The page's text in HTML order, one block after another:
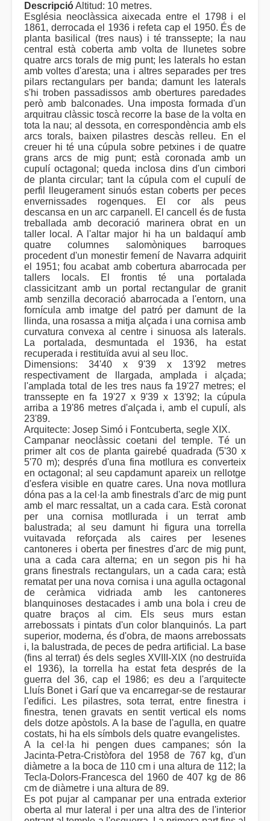
DescripcióAltitud: 10 metres.
Església neoclàssica aixecada entre el 1798 i el
1861, derrocada el 1936 i refeta cap el 1950. És de
planta basilical (tres naus) i té transsepte; la nau
central està coberta amb volta de llunetes sobre
quatre arcs torals de mig punt; les laterals ho estan
amb voltes d'aresta; una i altres separades per tres
pilars rectangulars per banda; damunt les laterals
s'hi troben passadissos amb obertures paredades
però amb balconades. Una imposta formada d'un
arquitrau clàssic toscà recorre la base de la volta en
tota la nau; al dessota, en correspondència amb els
arcs torals, baixen pilastres descàs relleu. En el
creuer hi té una cúpula sobre petxines i de quatre
grans arcs de mig punt; està coronada amb un
cupulí octagonal; queda inclosa dins d'un cimbori
de planta circular; tant la cúpula com el cupulí de
perfil lleugerament sinuós estan coberts per peces
envernissades rogenques. El cor als peus
descansa en un arc carpanell. El cancell és de fusta
treballada amb decoració marinera obrat en un
taller local. A l'altar major hi ha un baldaquí amb
quatre columnes salomòniques barroques
procedent d'un monestir femení de Navarra adquirit
el 1951; fou acabat amb cobertura abarrocada per
tallers locals. El frontis té una portalada
classicitzant amb un portal rectangular de granit
amb senzilla decoració abarrocada a l'entorn, una
fornícula amb imatge del patró per damunt de la
llinda, una rosassa a mitja alçada i una cornisa amb
curvatura convexa al centre i sinuosa als laterals.
La portalada, desmuntada el 1936, ha estat
recuperada i restituïda avui al seu lloc.
Dimensions: 34'40 x 9'39 x 13'92 metres
respectivament de llargada, amplada i alçada;
l'amplada total de les tres naus fa 19'27 metres; el
transsepte en fa 19'27 x 9'39 x 13'92; la cúpula
arriba a 19'86 metres d'alçada i, amb el cupulí, als
23'89.
Arquitecte: Josep Simó i Fontcuberta, segle XIX.
Campanar neoclàssic coetani del temple. Té un
primer alt cos de planta gairebé quadrada (5'30 x
5'70 m); després d'una fina motllura es converteix
en octagonal; al seu capdamunt apareix un rellotge
d'esfera visible en quatre cares. Una nova motllura
dóna pas a la cel·la amb finestrals d'arc de mig punt
amb el marc ressaltat, un a cada cara. Està coronat
per una cornisa motllurada i un terrat amb
balustrada; al seu damunt hi figura una torrella
vuitavada reforçada als caires per lesenes
cantoneres i oberta per finestres d'arc de mig punt,
una a cada cara alterna; en un segon pis hi ha
grans finestrals rectangulars, un a cada cara; està
rematat per una nova cornisa i una agulla octagonal
de ceràmica vidriada amb les cantoneres
blanquinoses destacades i amb una bola i creu de
quatre braços al cim. Els seus murs estan
arrebossats i pintats d'un color blanquinós. La part
superior, moderna, és d'obra, de maons arrebossats
i, la balustrada, de peces de pedra artificial. La base
(fins al terrat) és dels segles XVIII-XIX (no destruïda
el 1936), la torrella ha estat feta després de la
guerra del 36, cap el 1986; es deu a l'arquitecte
Lluís Bonet i Garí que va encarregar-se de restaurar
l'edifici. Les pilastres, sota terrat, entre finestra i
finestra, tenen gravats en sentit vertical els noms
dels dotze apòstols. A la base de l'agulla, en quatre
costats, hi ha els símbols dels quatre evangelistes.
A la cel·la hi pengen dues campanes; són la
Jacinta-Petra-Cristòfora del 1958 de 767 kg, d'un
diàmetre a la boca de 110 cm i una altura de 112; la
Tecla-Dolors-Francesca del 1960 de 407 kg de 86
cm de diàmetre i una altura de 89.
Es pot pujar al campanar per una entrada exterior
oberta al mur lateral i per una altra des de l'interior